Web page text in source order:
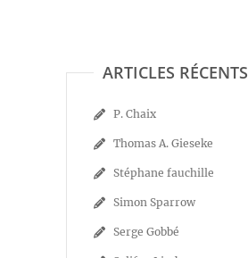
ARTICLES RÉCENTS
P. Chaix
Thomas A. Gieseke
Stéphane fauchille
Simon Sparrow
Serge Gobbé